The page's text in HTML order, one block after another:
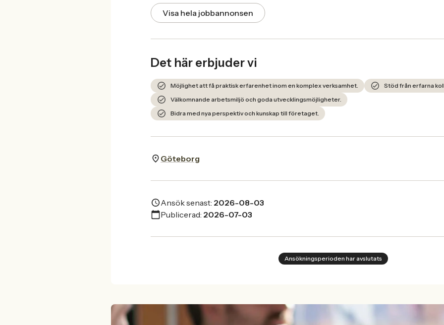
Visa hela jobbannonsen
Det här erbjuder vi
Möjlighet att få praktisk erfarenhet inom en komplex verksamhet.
Stöd från erfarna
Välkomnande arbetsmiljö och goda utvecklingsmöjligheter.
Bidra med nya perspektiv och kunskap till företaget.
Göteborg
Ansök senast: 2026-08-03
Publicerad: 2026-07-03
Ansökningsperioden har avslutats